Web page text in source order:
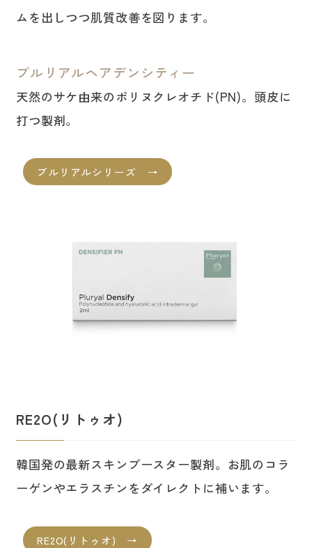
ムを出しつつ肌質改善を図ります。
プルリアルヘアデンシティー
天然のサケ由来のポリヌクレオチド(PN)。頭皮に
打つ製剤。
プルリアルシリーズ →
RE2O(リトゥオ)
韓国発の最新スキンブースター製剤。お肌のコラ
ーゲンやエラスチンをダイレクトに補います。
RE2O(リトゥオ) →